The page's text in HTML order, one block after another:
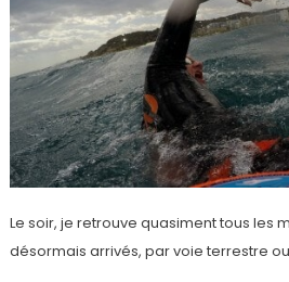
Le soir, je retrouve quasiment tous les
désormais arrivés, par voie terrestre